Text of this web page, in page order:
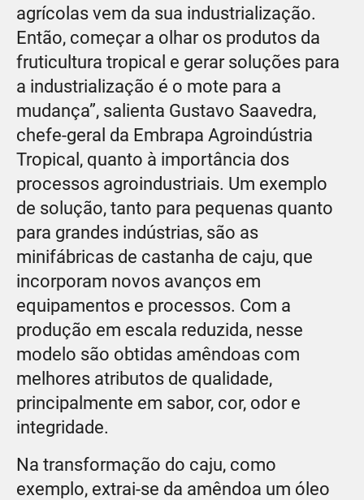
agrícolas vem da sua industrialização.
Então, começar a olhar os produtos da
fruticultura tropical e gerar soluções para
a industrialização é o mote para a
mudança”, salienta Gustavo Saavedra,
chefe-geral da Embrapa Agroindústria
Tropical, quanto à importância dos
processos agroindustriais. Um exemplo
de solução, tanto para pequenas quanto
para grandes indústrias, são as
minifábricas de castanha de caju, que
incorporam novos avanços em
equipamentos e processos. Com a
produção em escala reduzida, nesse
modelo são obtidas amêndoas com
melhores atributos de qualidade,
principalmente em sabor, cor, odor e
integridade.
Na transformação do caju, como
exemplo, extrai-se da amêndoa um óleo